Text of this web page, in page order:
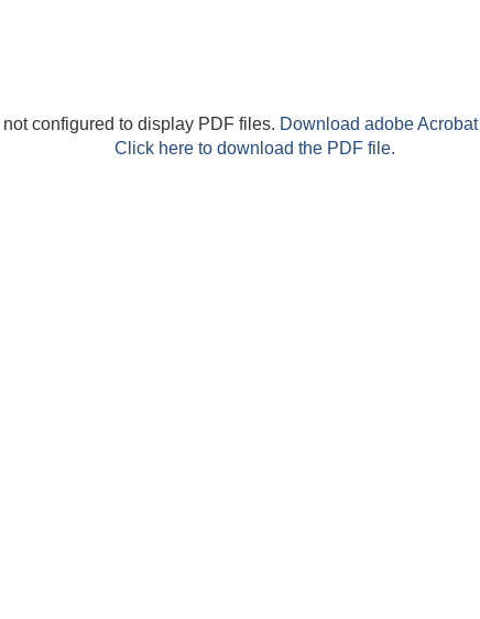
configured to display PDF files. Download adobe Acrobat
Click here to download the PDF file.